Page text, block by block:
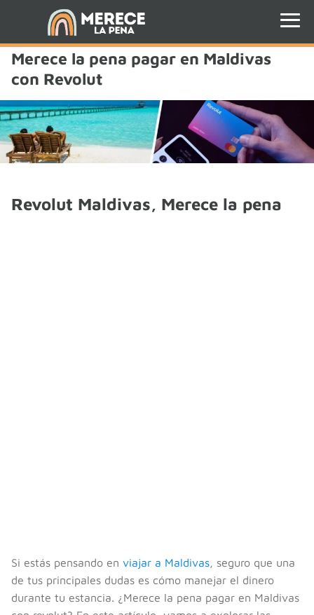
Merece la pena pagar en Maldivas
con Revolut
Revolut Maldivas, Merece la pena
Si estás pensando en viajar a Maldivas, seguro que una
de tus principales dudas es cómo manejar el dinero
durante tu estancia. ¿Merece la pena pagar en Maldivas